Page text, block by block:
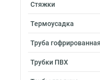
Стяжки
Термоусадка
Труба гофрированная
Трубки ПВХ